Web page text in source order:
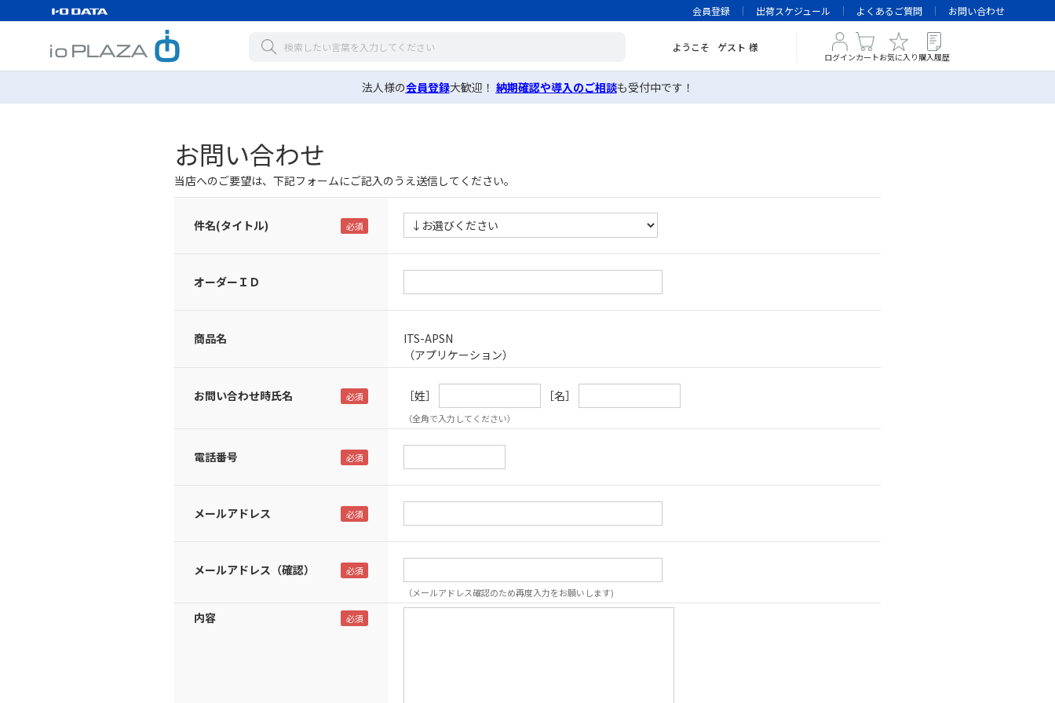
会員登録 出荷スケジュール よくあるご質問 お問い合わせ
ようこそ ゲスト 様
ログインカートお気に入り 購入履歴
法人様の会員登録大歓迎！ 納期確認や導入のご相談も受付中です！
お問い合わせ
当店へのご要望は、下記フォームにご記入のうえ送信してください。
件名(タイトル)
オーダーＩＤ
商品名
ITS-APSN
（アプリケーション）
お問い合わせ時氏名 ［姓］ ［名］
（全角で入力してください）
電話番号
メールアドレス
メールアドレス（確認）
（メールアドレス確認のため再度入力をお願いします)
内容